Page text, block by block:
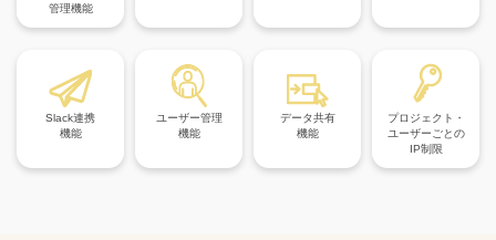
管理機能
Slack連携
機能
ユーザー管理
機能
データ共有
機能
プロジェクト・
ユーザーごとの
IP制限